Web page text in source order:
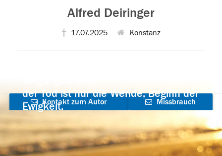
Alfred Deiringer
17.07.2025 Konstanz
der Tod ist nur die Wende, Beginn der
Ewigkeit.
Kontakt zum Autor
aufnehmen
Missbrauch